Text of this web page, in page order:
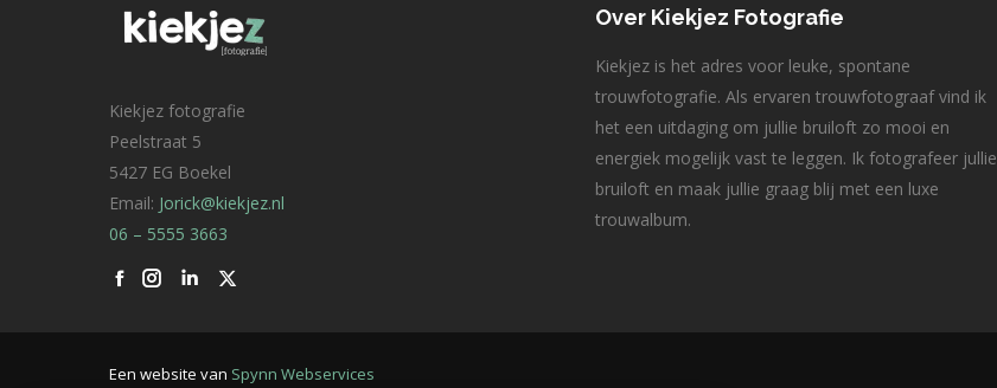
Kiekjez fotografie
Peelstraat 5
5427 EG Boekel
Email: Jorick@kiekjez.nl
06 – 5555 3663
FacebookLinkedin
X
Over Kiekjez Fotografie
Kiekjez is het adres voor leuke, spontane
trouwfotografie. Als ervaren trouwfotograaf vind ik
het een uitdaging om jullie bruiloft zo mooi en
energiek mogelijk vast te leggen. Ik fotografeer jullie
bruiloft en maak jullie graag blij met een luxe
trouwalbum.
Een website van Spynn Webservices